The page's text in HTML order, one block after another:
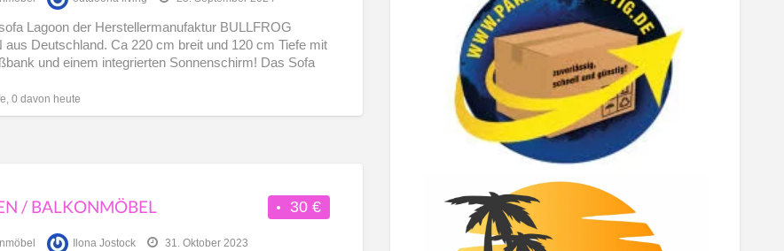
Lagoon der Herstellermanufaktur BULLFROG
aus Deutschland. Ca 220 cm breit und 120 cm Tiefe mit
und einem integrierten Sonnenschirm! Das Sofa
0 davon heute
30 €
/ BALKONMÖBEL
Ilona Jostock 31. Oktober 2023